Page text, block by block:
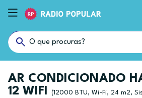
AR CONDICIONADO
12 WIFI
(12000 BTU, Wi-Fi, 24 m2,